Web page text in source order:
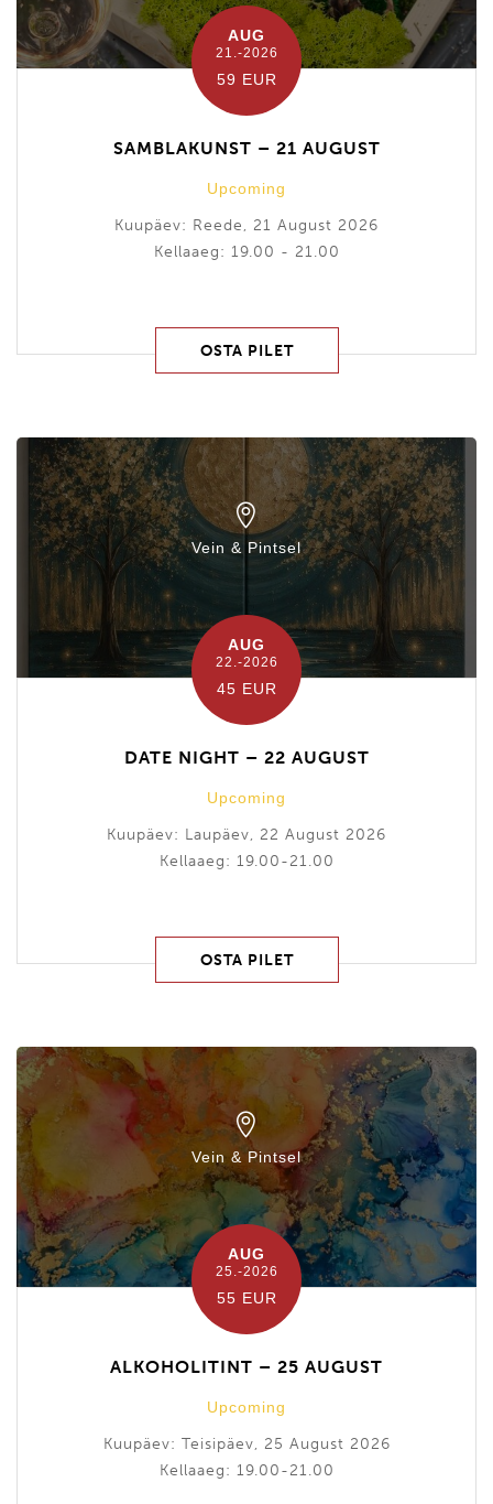
AUG
21.-2026
59 EUR
SAMBLAKUNST – 21 AUGUST
Upcoming
Kuupäev: Reede, 21 August 2026
Kellaaeg: 19.00 - 21.00
OSTA PILET
Vein & Pintsel
AUG
22.-2026
45 EUR
DATE NIGHT – 22 AUGUST
Upcoming
Kuupäev: Laupäev, 22 August 2026
Kellaaeg: 19.00-21.00
OSTA PILET
Vein & Pintsel
AUG
25.-2026
55 EUR
ALKOHOLITINT – 25 AUGUST
Upcoming
Kuupäev: Teisipäev, 25 August 2026
Kellaaeg: 19.00-21.00